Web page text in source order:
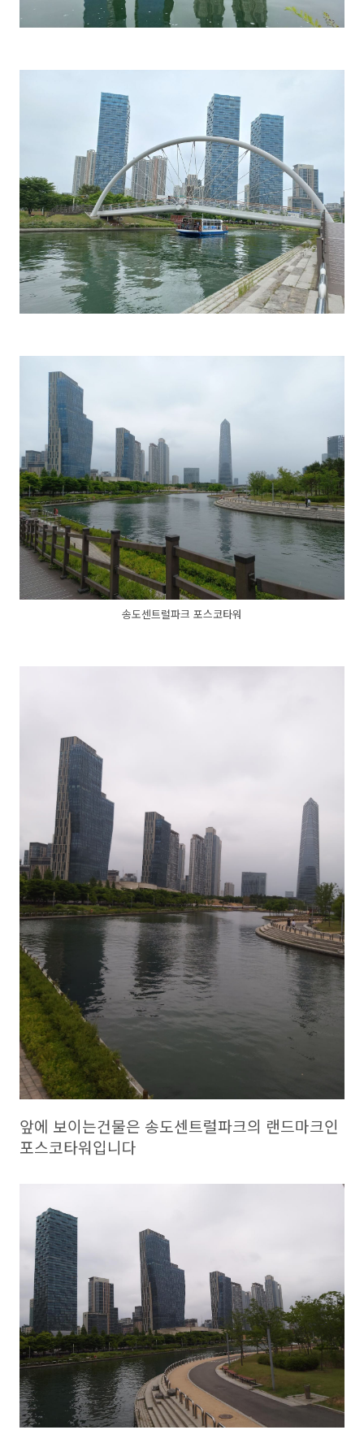
송도센트럴파크 포스코타워
앞에 보이는건물은 송도센트럴파크의 랜드마크인
포스코타워입니다